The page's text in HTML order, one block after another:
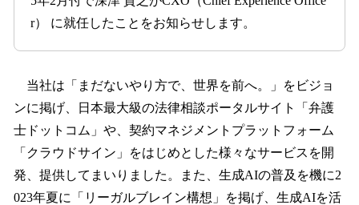
み
込
中
す
r） に就任したことをお知らせします。
当社は「まだないやり方で、世界を前へ。」をビジョ
ンに掲げ、日本最大級の法律相談ポータルサイト「弁護
士ドットコム」や、契約マネジメントプラットフォーム
「クラウドサイン」をはじめとした様々なサービスを開
発、提供してまいりました。また、生成AIの普及を機に2
023年夏に「リーガルブレイン構想」を掲げ、生成AIを活